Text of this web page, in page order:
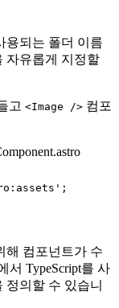
용되는 폴더 이름
자유롭게 지정할
고 <Image /> 컴포
' ;
해 컴포넌트가 수
서 TypeScript를 사
의할 수 있습니